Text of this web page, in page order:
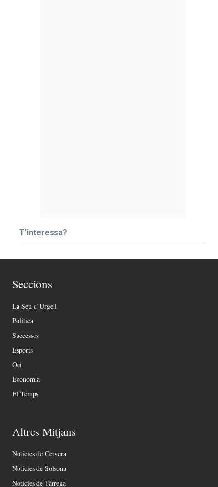
T’interessa?
Seccions
La Seu d’Urgell
Política
Successos
Esports
Oci
Economia
El Temps
Altres Mitjans
Notícies de Cervera
Notícies de Solsona
Notícies de Tàrrega